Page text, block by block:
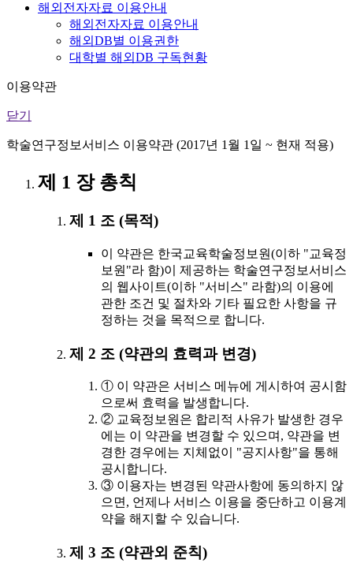
해외전자자료 이용안내
해외전자자료 이용안내
해외DB별 이용권한
대학별 해외DB 구독현황
이용약관
닫기
학술연구정보서비스 이용약관 (2017년 1월 1일 ~ 현재 적용)
제 1 장 총칙
제 1 조 (목적)
이 약관은 한국교육학술정보원(이하 "교육정
보원"라 함)이 제공하는 학술연구정보서비스
의 웹사이트(이하 "서비스" 라함)의 이용에
관한 조건 및 절차와 기타 필요한 사항을 규
정하는 것을 목적으로 합니다.
제 2 조 (약관의 효력과 변경)
① 이 약관은 서비스 메뉴에 게시하여 공시함
으로써 효력을 발생합니다.
② 교육정보원은 합리적 사유가 발생한 경우
에는 이 약관을 변경할 수 있으며, 약관을 변
경한 경우에는 지체없이 "공지사항"을 통해
공시합니다.
③ 이용자는 변경된 약관사항에 동의하지 않
으면, 언제나 서비스 이용을 중단하고 이용계
약을 해지할 수 있습니다.
제 3 조 (약관외 준칙)